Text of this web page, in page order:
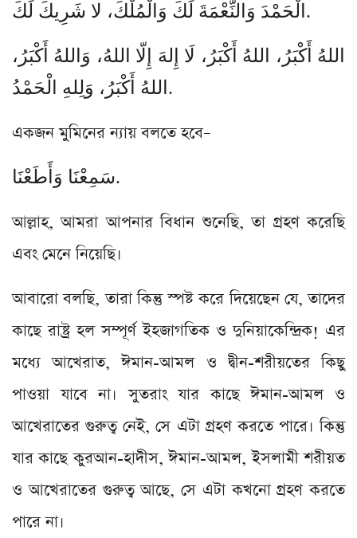
الْحَمْدَ وَالنِّعْمَةَ لَكَ وَالْمُلْكَ، لا شَرِيكَ لَكَ.
اللهُ أَكْبَرُ، اللهُ أَكْبَرُ، لَا إِلهَ إِلّا اللهُ، وَاللهُ أَكْبَرُ،
اللهُ أَكْبَرُ، وَلِلهِ الْحَمْدُ.
একজন মুমিনের ন্যায় বলতে হবে–
سَمِعْنَا وَأَطَعْنَا.
আল্লাহ, আমরা আপনার বিধান শুনেছি, তা গ্রহণ করেছি
এবং মেনে নিয়েছি।
আবারো বলছি, তারা কিন্তু স্পষ্ট করে দিয়েছেন যে, তাদের
কাছে রাষ্ট্র হল সম্পূর্ণ ইহজাগতিক ও দুনিয়াকেন্দ্রিক! এর
মধ্যে আখেরাত, ঈমান-আমল ও দ্বীন-শরীয়তের কিছু
পাওয়া যাবে না। সুতরাং যার কাছে ঈমান-আমল ও
আখেরাতের গুরুত্ব নেই, সে এটা গ্রহণ করতে পারে। কিন্তু
যার কাছে কুরআন-হাদীস, ঈমান-আমল, ইসলামী শরীয়ত
ও আখেরাতের গুরুত্ব আছে, সে এটা কখনো গ্রহণ করতে
পারে না।